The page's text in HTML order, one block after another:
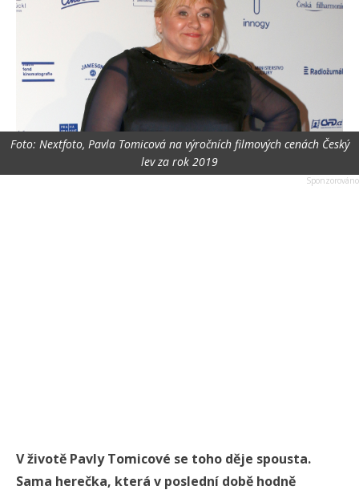
Foto: Nextfoto, Pavla Tomicová na výročních filmových cenách Český
lev za rok 2019
V životě Pavly Tomicové se toho děje spousta.
Sama herečka, která v poslední době hodně